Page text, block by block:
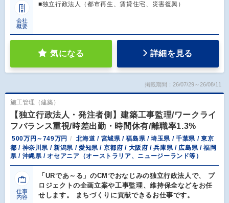
会社
概要
■独立行政法人（都市再生、賃貸住宅、災害復興）
気になる 詳細を見る
掲載期間：26/07/29～26/08/11
施工管理（建築）
【独立行政法人・発注者側】建築工事監理/ワークライ
フバランス重視/時差出勤・時間休有/離職率1.3%
500万円～749万円
北海道 / 宮城県 / 福島県 / 埼玉県 / 千葉県 / 東京
都 / 神奈川県 / 新潟県 / 愛知県 / 京都府 / 大阪府 / 兵庫県 / 広島県 / 福岡
県 / 沖縄県 / オセアニア（オーストラリア、ニュージーランド等）
仕事
内容
「URであ～る」のCMでおなじみの独立行政法人で、 プ
ロジェクトの企画立案や工事監理、維持保全などをお任
せします。 まちづくりに貢献できるお仕事です。